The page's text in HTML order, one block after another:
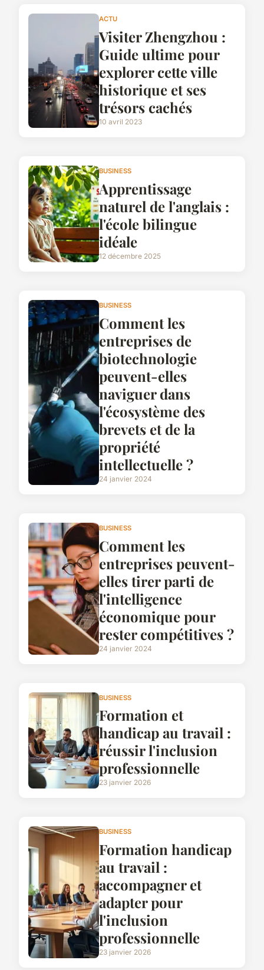
ACTU
Visiter Zhengzhou :
Guide ultime pour
explorer cette ville
historique et ses
trésors cachés
10 avril 2023
BUSINESS
Apprentissage
naturel de l'anglais :
l'école bilingue
idéale
12 décembre 2025
BUSINESS
Comment les
entreprises de
biotechnologie
peuvent-elles
naviguer dans
l'écosystème des
brevets et de la
propriété
intellectuelle ?
24 janvier 2024
BUSINESS
Comment les
entreprises peuvent-
elles tirer parti de
l'intelligence
économique pour
rester compétitives ?
24 janvier 2024
BUSINESS
Formation et
handicap au travail :
réussir l'inclusion
professionnelle
23 janvier 2026
BUSINESS
Formation handicap
au travail :
accompagner et
adapter pour
l'inclusion
professionnelle
23 janvier 2026